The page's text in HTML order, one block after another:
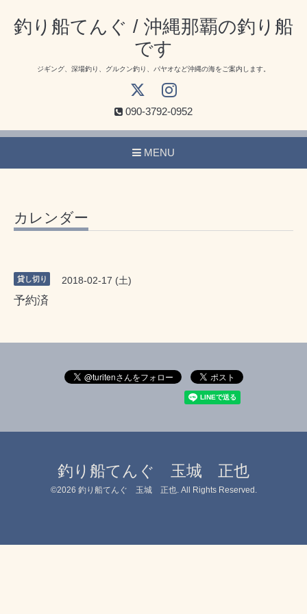
釣り船てんぐ / 沖縄那覇の釣り船
です
ジギング、深場釣り、グルクン釣り、パヤオなど沖縄の海をご案内します。
090-3792-0952
MENU
カレンダー
貸し切り 2018-02-17 (土)
予約済
釣り船てんぐ 玉城 正也
©2026 釣り船てんぐ 玉城 正也. All Rights Reserved.